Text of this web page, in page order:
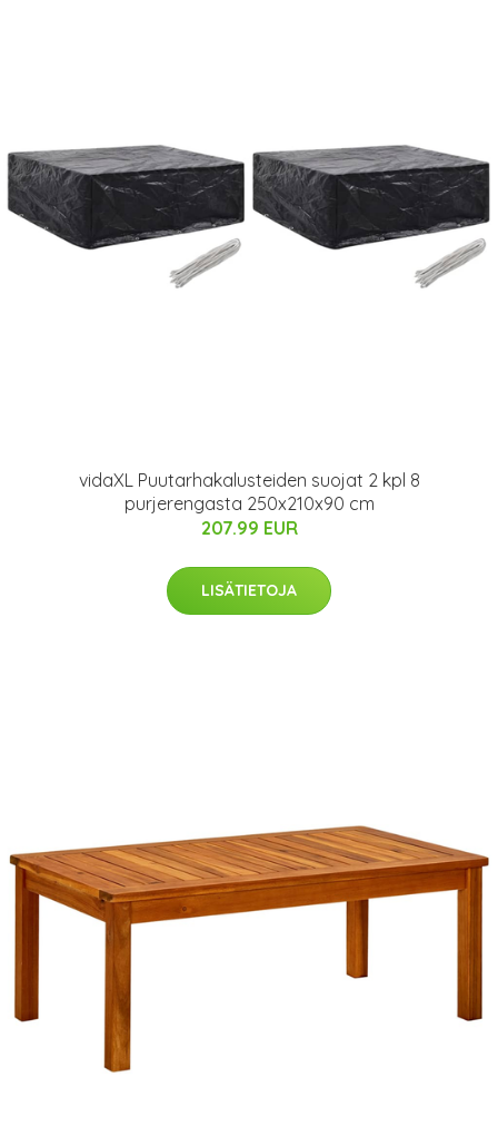
vidaXL Puutarhakalusteiden suojat 2 kpl 8
purjerengasta 250x210x90 cm
207.99 EUR
LISÄTIETOJA